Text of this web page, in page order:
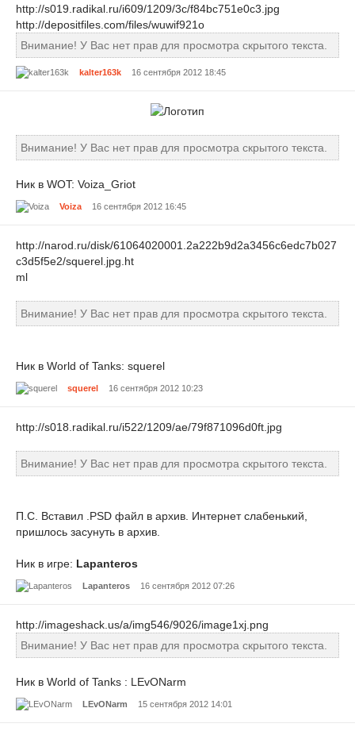
http://s019.radikal.ru/i609/1209/3c/f84bc751e0c3.jpg
http://depositfiles.com/files/wuwif921o
Внимание! У Вас нет прав для просмотра скрытого текста.
kalter163k 16 сентября 2012 18:45
Внимание! У Вас нет прав для просмотра скрытого текста.
Ник в WOT: Voiza_Griot
Voiza 16 сентября 2012 16:45
http://narod.ru/disk/61064020001.2a222b9d2a3456c6edc7b027
c3d5f5e2/squerel.jpg.ht
ml
Внимание! У Вас нет прав для просмотра скрытого текста.
Ник в World of Tanks: squerel
squerel 16 сентября 2012 10:23
http://s018.radikal.ru/i522/1209/ae/79f871096d0ft.jpg
Внимание! У Вас нет прав для просмотра скрытого текста.
П.С. Вставил .PSD файл в архив. Интернет слабенький,
пришлось засунуть в архив.
Ник в игре: Lapanteros
Lapanteros 16 сентября 2012 07:26
http://imageshack.us/a/img546/9026/image1xj.png
Внимание! У Вас нет прав для просмотра скрытого текста.
Ник в World of Tanks : LEvONarm
LEvONarm 15 сентября 2012 14:01